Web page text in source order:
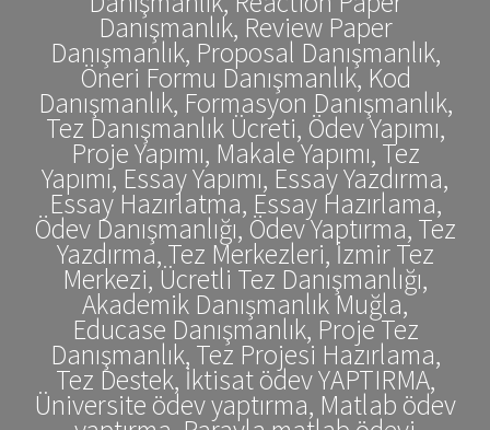
Danışmanlık, Review Paper
Danışmanlık, Proposal Danışmanlık,
Öneri Formu Danışmanlık, Kod
Danışmanlık, Formasyon Danışmanlık,
Tez Danışmanlık Ücreti, Ödev Yapımı,
Proje Yapımı, Makale Yapımı, Tez
Yapımı, Essay Yapımı, Essay Yazdırma,
Essay Hazırlatma, Essay Hazırlama,
Ödev Danışmanlığı, Ödev Yaptırma, Tez
Yazdırma, Tez Merkezleri, İzmir Tez
Merkezi, Ücretli Tez Danışmanlığı,
Akademik Danışmanlık Muğla,
Educase Danışmanlık, Proje Tez
Danışmanlık, Tez Projesi Hazırlama,
Tez Destek, İktisat ödev YAPTIRMA,
Üniversite ödev yaptırma, Matlab ödev